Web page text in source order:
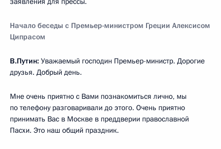
Начало беседы с Премьер-министром Греции Алексисом
Ципрасом
В.Путин: Уважаемый господин Премьер-министр. Дорогие
друзья. Добрый день.
Мне очень приятно с Вами познакомиться лично, мы
по телефону разговаривали до этого. Очень приятно
принимать Вас в Москве в преддверии православной
Пасхи. Это наш общий праздник.